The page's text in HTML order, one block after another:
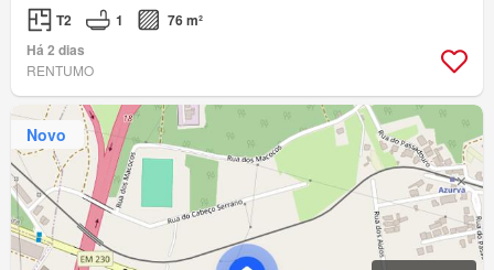
T2 1
76 m²
Há 2 dias
RENTUMO
Novo